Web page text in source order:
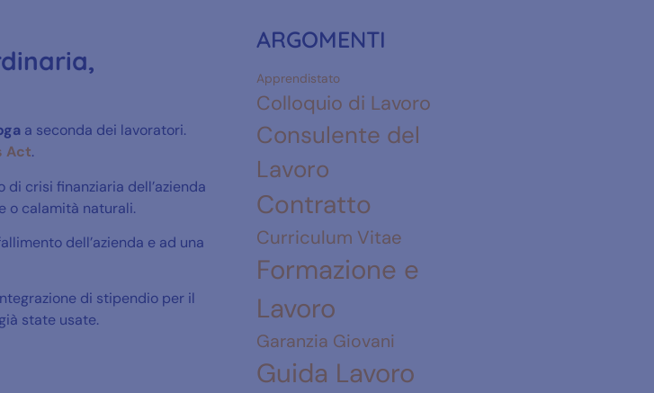
a seconda dei lavoratori.
Act.
crisi finanziaria dell’azienda
o calamità naturali.
dell’azienda e ad una
di stipendio per il
state usate.
ARGOMENTI
Apprendistato
Colloquio di Lavoro
Consulente del
Lavoro
Contratto
Curriculum Vitae
Formazione e
Lavoro
Garanzia Giovani
Guida Lavoro